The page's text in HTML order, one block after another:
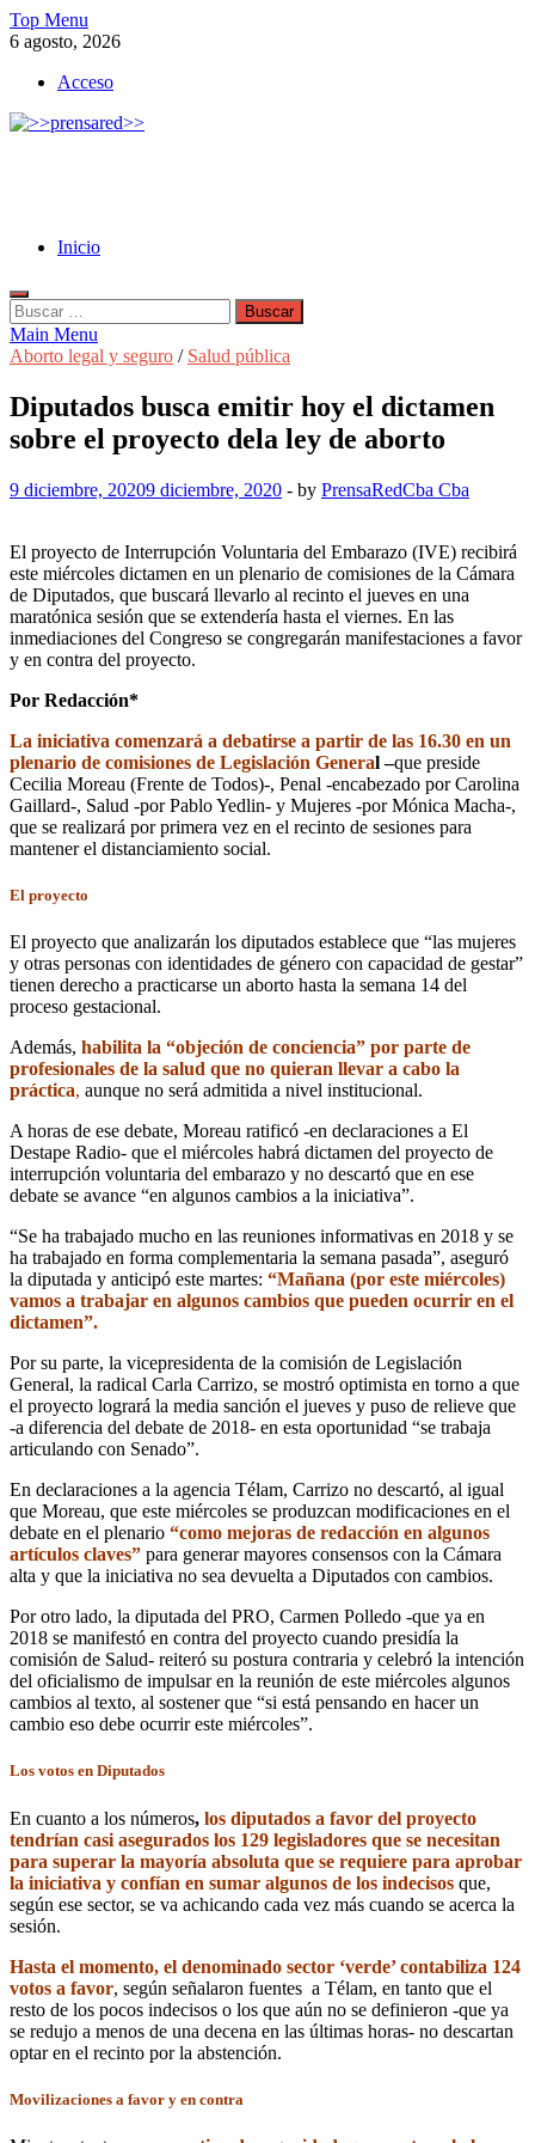
Skip
to
Top Menu
6 agosto, 2026
Acceso
Inicio
Buscar:
Main Menu
Aborto legal y seguro / Salud pública
Diputados busca emitir hoy el dictamen
sobre el proyecto dela ley de aborto
9 diciembre, 20209 diciembre, 2020 - by PrensaRedCba Cba
El proyecto de Interrupción Voluntaria del Embarazo (IVE) recibirá
este miércoles dictamen en un plenario de comisiones de la Cámara
de Diputados, que buscará llevarlo al recinto el jueves en una
maratónica sesión que se extendería hasta el viernes. En las
inmediaciones del Congreso se congregarán manifestaciones a favor
y en contra del proyecto.
Por Redacción*
La iniciativa comenzará a debatirse a partir de las 16.30 en un
plenario de comisiones de Legislación General –que preside
Cecilia Moreau (Frente de Todos)-, Penal -encabezado por Carolina
Gaillard-, Salud -por Pablo Yedlin- y Mujeres -por Mónica Macha-,
que se realizará por primera vez en el recinto de sesiones para
mantener el distanciamiento social.
El proyecto
El proyecto que analizarán los diputados establece que “las mujeres
y otras personas con identidades de género con capacidad de gestar”
tienen derecho a practicarse un aborto hasta la semana 14 del
proceso gestacional.
Además, habilita la “objeción de conciencia” por parte de
profesionales de la salud que no quieran llevar a cabo la
práctica, aunque no será admitida a nivel institucional.
A horas de ese debate, Moreau ratificó -en declaraciones a El
Destape Radio- que el miércoles habrá dictamen del proyecto de
interrupción voluntaria del embarazo y no descartó que en ese
debate se avance “en algunos cambios a la iniciativa”.
“Se ha trabajado mucho en las reuniones informativas en 2018 y se
ha trabajado en forma complementaria la semana pasada”, aseguró
la diputada y anticipó este martes: “Mañana (por este miércoles)
vamos a trabajar en algunos cambios que pueden ocurrir en el
dictamen”.
Por su parte, la vicepresidenta de la comisión de Legislación
General, la radical Carla Carrizo, se mostró optimista en torno a que
el proyecto logrará la media sanción el jueves y puso de relieve que
-a diferencia del debate de 2018- en esta oportunidad “se trabaja
articulando con Senado”.
En declaraciones a la agencia Télam, Carrizo no descartó, al igual
que Moreau, que este miércoles se produzcan modificaciones en el
debate en el plenario “como mejoras de redacción en algunos
artículos claves” para generar mayores consensos con la Cámara
alta y que la iniciativa no sea devuelta a Diputados con cambios.
Por otro lado, la diputada del PRO, Carmen Polledo -que ya en
2018 se manifestó en contra del proyecto cuando presidía la
comisión de Salud- reiteró su postura contraria y celebró la intención
del oficialismo de impulsar en la reunión de este miércoles algunos
cambios al texto, al sostener que “si está pensando en hacer un
cambio eso debe ocurrir este miércoles”.
Los votos en Diputados
En cuanto a los números, los diputados a favor del proyecto
tendrían casi asegurados los 129 legisladores que se necesitan
para superar la mayoría absoluta que se requiere para aprobar
la iniciativa y confían en sumar algunos de los indecisos que,
según ese sector, se va achicando cada vez más cuando se acerca la
sesión.
Hasta el momento, el denominado sector ‘verde’ contabiliza 124
votos a favor, según señalaron fuentes a Télam, en tanto que el
resto de los pocos indecisos o los que aún no se definieron -que ya
se redujo a menos de una decena en las últimas horas- no descartan
optar en el recinto por la abstención.
Movilizaciones a favor y en contra